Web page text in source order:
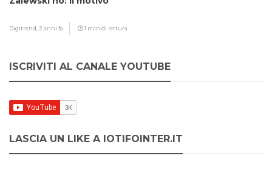
Digitrend, 2 anni fa 1 min di lettura
ISCRIVITI AL CANALE YOUTUBE
LASCIA UN LIKE A IOTIFOINTER.IT